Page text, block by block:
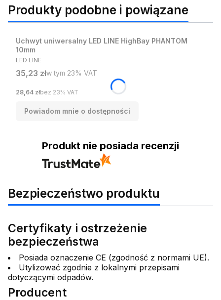
Produkty podobne i powiązane
Uchwyt uniwersalny LED LINE HighBay PHANTOM
10mm
PRODUCENT
LED LINE
Cena brutto
35,23 złw tym %s VAT
w tym 23% VAT
Cena netto
28,64 złbez 23% VAT
Powiadom mnie o dostępności
Produkt nie posiada recenzji
Bezpieczeństwo produktu
Certyfikaty i ostrzeżenie
bezpieczeństwa
Posiada oznaczenie CE (zgodność z normami UE).
Utylizować zgodnie z lokalnymi przepisami
dotyczącymi odpadów.
Producent